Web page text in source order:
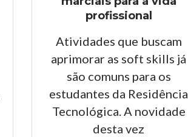
profissional
Atividades que buscam
aprimorar as soft skills já
são comuns para os
estudantes da Residência
Tecnológica. A novidade
desta vez